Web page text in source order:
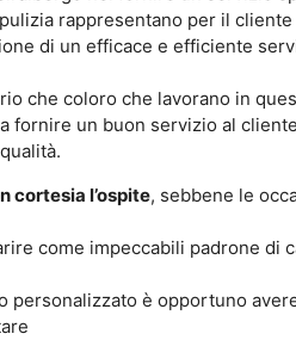
rappresentano per il
di un efficace e efficiente
che coloro che lavorano in
un buon servizio al
cortesia l’ospite, sebbene le
come impeccabili padrone di
è opportuno